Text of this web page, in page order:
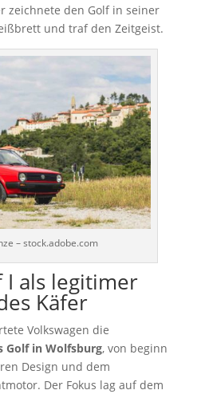
zeichnete den Golf in seiner
und traf den Zeitgeist.
– stock.adobe.com
I als legitimer
Käfer
Volkswagen die
Golf in Wolfsburg, von beginn
Design und dem
Der Fokus lag auf dem